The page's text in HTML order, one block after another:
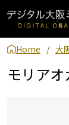
Home 大
モリアオ